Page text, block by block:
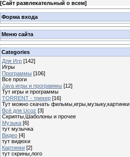
[Сайт развлекательный о всем]
Форма входа
Меню сайта
Categories
Для Игр [142]
Игры
Программы [106]
Все проги
Java игры и программы [12]
Тут игры и программы
TORRENT - трекер [16]
Тут можно скачать фильмы,игры,музыку,картинки
Всё для Ucoz [3]
Скрипты,Шаболоны и прочее
Музыка [6]
тут музычка
Видео [4]
тут видюхи
Картинки [2]
тут скрины,лого